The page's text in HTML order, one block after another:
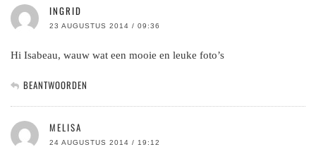
INGRID
23 AUGUSTUS 2014 / 09:36
Hi Isabeau, wauw wat een mooie en leuke foto’s
BEANTWOORDEN
MELISA
24 AUGUSTUS 2014 / 19:12